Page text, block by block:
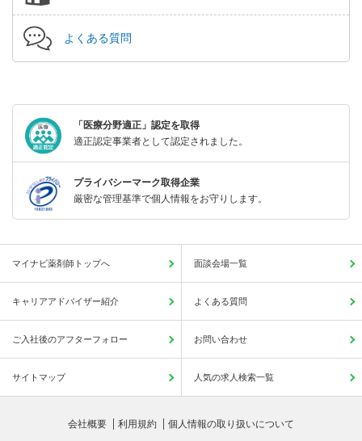
よくある質問
「医療分野適正」認定を取得
適正認定事業者として認定されました。
プライバシーマーク取得企業
厳密な管理基準で個人情報をお守りします。
マイナビ薬剤師トップへ 面談会場一覧
キャリアアドバイザー紹介 よくある質問
ご入社後のアフターフォロー お問い合わせ
サイトマップ 人気の求人検索一覧
会社概要 利用規約 個人情報の取り扱いについて